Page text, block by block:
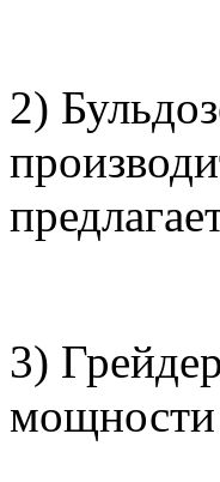
2)
3)
мощности